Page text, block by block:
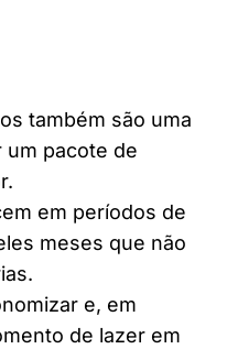
também são uma
um pacote de
em períodos de
meses que não
e, em
de lazer em